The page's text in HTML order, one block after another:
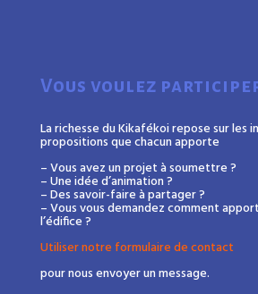
Vous voulez
La richesse du Kikafékoi repose sur les
propositions que chacun apporte
– Vous avez un projet à soumettre ?
– Une idée d’animation ?
– Des savoir-faire à partager ?
– Vous vous demandez comment
l’édifice ?
Utiliser notre formulaire de contact
pour nous envoyer un message.